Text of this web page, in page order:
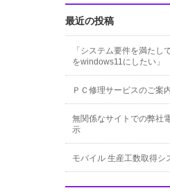
最近の投稿
「システム要件を満たし
をwindows11にしたい」
ＰＣ修理サービスのご案
無関係なサイトでの弊社
示
モバイル 生産工数取得シ